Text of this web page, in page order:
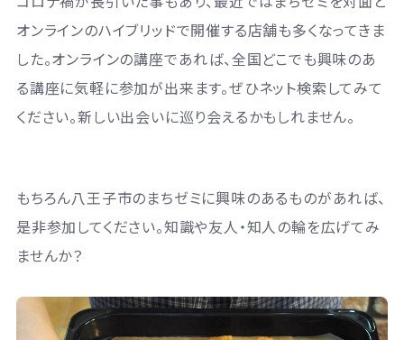
オンラインのハイブリッドで開催する店舗も多くなってきま
した。オンラインの講座であれば、全国どこでも興味のあ
る講座に気軽に参加が出来ます。ぜひネット検索してみて
ください。新しい出会いに巡り会えるかもしれません。
もちろん八王子市のまちゼミに興味のあるものがあれば、
是非参加してください。知識や友人・知人の輪を広げてみ
ませんか？